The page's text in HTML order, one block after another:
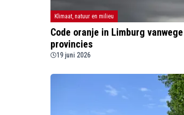
Klimaat, natuur en milieu
Code oranje in Limburg
provincies
19 juni 2026